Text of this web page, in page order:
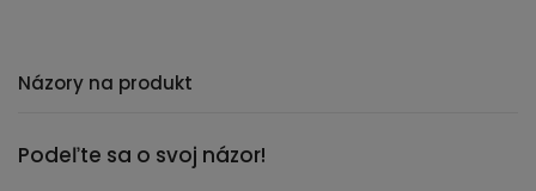
Názory na produkt
Podeľte sa o svoj názor!